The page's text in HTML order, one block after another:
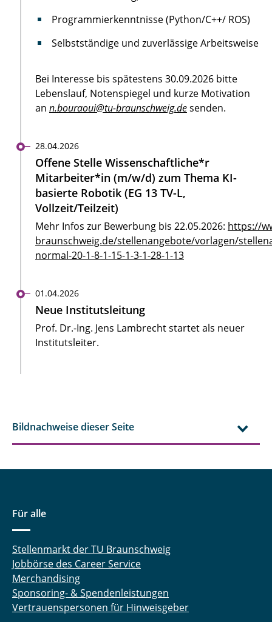
Programmierkenntnisse (Python/C++/ ROS)
Selbstständige und zuverlässige Arbeitsweise
Bei Interesse bis spätestens 30.09.2026 bitte
Lebenslauf, Notenspiegel und kurze Motivation
an n.bouraoui@tu-braunschweig.desenden.
28.04.2026
Offene Stelle Wissenschaftliche*r
Mitarbeiter*in (m/w/d) zum Thema KI-
basierte Robotik (EG 13 TV-L,
Vollzeit/Teilzeit)
Mehr Infos zur Bewerbung bis 22.05.2026: https://
braunschweig.de/stellenangebote/vorlagen/
normal-20-1-8-1-15-1-3-1-28-1-13
01.04.2026
Neue Institutsleitung
Prof. Dr.-Ing. Jens Lambrecht startet als neuer
Institutsleiter.
Bildnachweise dieser Seite
Für alle
Stellenmarkt der TU Braunschweig
Jobbörse des Career Service
Merchandising
Sponsoring- & Spendenleistungen
Vertrauenspersonen für Hinweisgeber